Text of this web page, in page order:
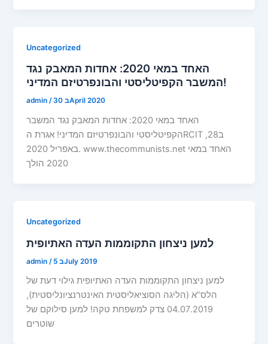
Uncategorized
האחד במאי 2020: אחדות המאבק נגד
המשבר הקפיטליסטי והבונפרטיזם המדיני!
admin/ 30 בApril 2020
האחד במאי 2020: אחדות המאבק נגד המשבר
הקפיטליסטי והבונפרטיזם המדיני! אגרת הRCIT ,ב28
באפריל 2020. www.thecommunists.net האחד במאי
2020 הולך
Uncategorized
למען ניצחון התקוממות העדה האתיופית
admin / 5 בJuly 2019
למען ניצחון התקוממות העדה האתיופית גילוי דעת של
הלס”א (הליגה הסוציאליסטית האינטרנציונליסטית),
04.07.2019 צדק למשפחת טקה! למען סילוקם של
שוטרים